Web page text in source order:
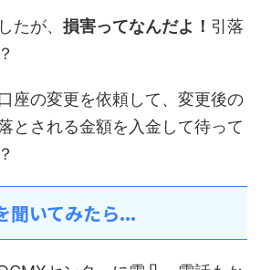
たが、 損害ってなんだよ！ 引落
座の変更を依頼して、変更後の
とされる金額を入金して待って
聞いてみたら...